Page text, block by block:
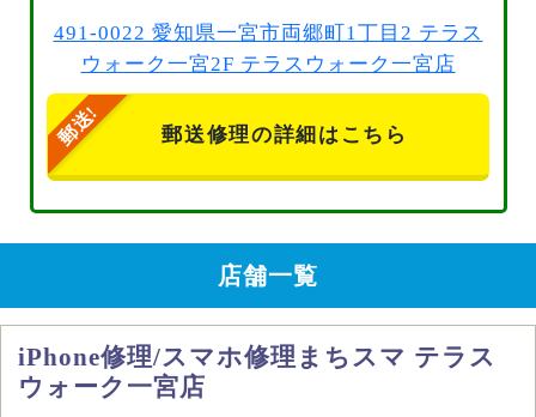
491-0022 愛知県一宮市両郷町1丁目2 テラス
ウォーク一宮2F テラスウォーク一宮店
郵送修理の詳細はこちら
店舗一覧
iPhone修理/スマホ修理まちスマ テラス
ウォーク一宮店